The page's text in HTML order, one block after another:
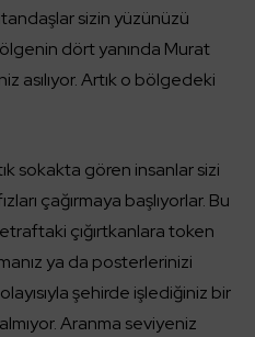
sizin yüzünüzü
dört yanında Murat
asılıyor. Artık o bölgedeki
sokakta gören insanlar sizi
çağırmaya başlıyorlar. Bu
çığırtkanlara token
ya da posterlerinizi
şehirde işlediğiniz bir
Aranma seviyeniz